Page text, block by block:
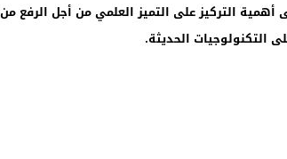
التركيز على التميز العلمي من أجل الرفع من
التكنولوجيات الحديثة.